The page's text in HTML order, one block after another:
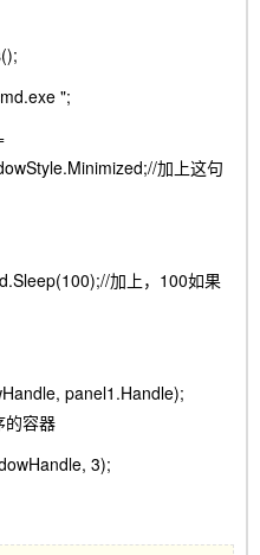
";
加上这句
加上，100如果
panel1.Handle);
的容器
3);